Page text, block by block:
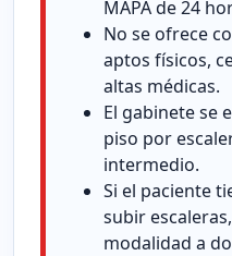
MAPA de 24
No se ofrece
aptos físicos,
altas médicas.
El gabinete se
piso por
intermedio.
Si el paciente
subir
modalidad a